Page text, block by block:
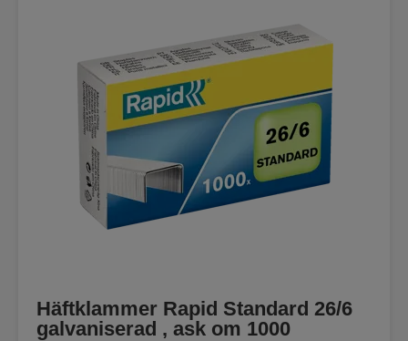
Häftklammer Rapid Standard 26/6
galvaniserad , ask om 1000